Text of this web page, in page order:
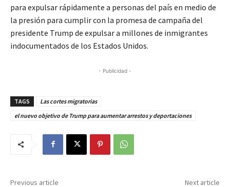
para expulsar rápidamente a personas del país en medio de
la presión para cumplir con la promesa de campaña del
presidente Trump de expulsar a millones de inmigrantes
indocumentados de los Estados Unidos.
- Publicidad -
TAGS
Las cortes migratorias
el nuevo objetivo de Trump para aumentar arrestos y deportaciones
Previous article Next article